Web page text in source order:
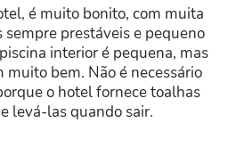
é muito bonito, com muita
prestáveis e pequeno
interior é pequena, mas
bem. Não é necessário
o hotel fornece toalhas
levá-las quando sair.